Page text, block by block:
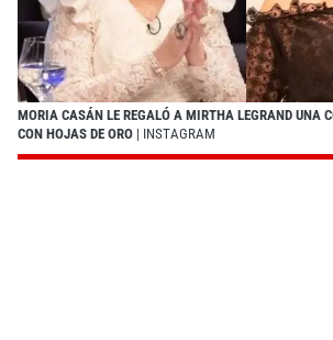
MORIA CASÁN LE REGALÓ A MIRTHA LEGRAND UNA
CON HOJAS DE ORO | INSTAGRAM